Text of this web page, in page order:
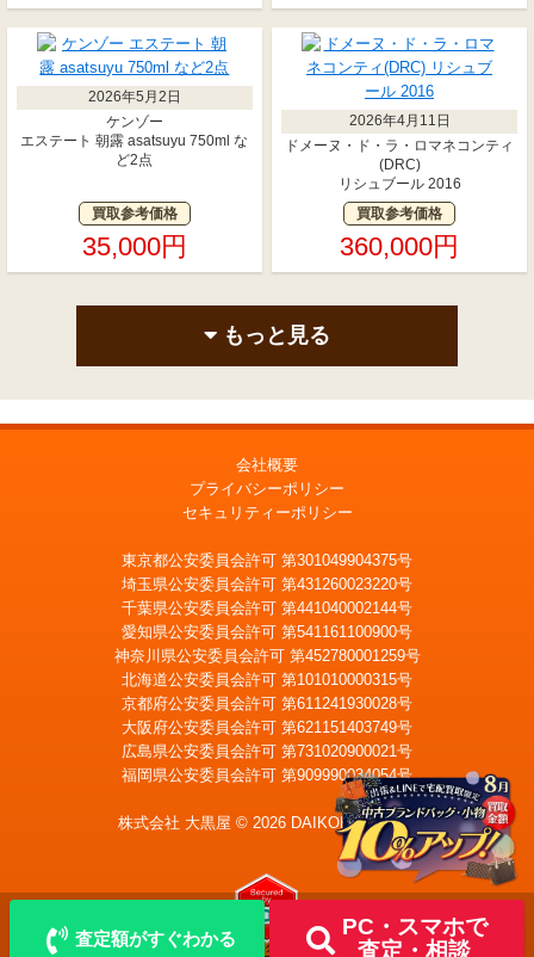
2026年5月2日
ケンゾー
エステート 朝露 asatsuyu 750ml な
ど2点
買取参考価格
35,000円
2026年4月11日
ドメーヌ・ド・ラ・ロマネコンティ
(DRC)
リシュブール 2016
買取参考価格
360,000円
もっと見る
査定額がすぐわかる
PC・スマホで
査定・相談
LINE査定 メール査定
出張買取
会社概要
プライバシーポリシー
セキュリティーポリシー
東京都公安委員会許可 第301049904375号
埼玉県公安委員会許可 第431260023220号
千葉県公安委員会許可 第441040002144号
愛知県公安委員会許可 第541161100900号
神奈川県公安委員会許可 第452780001259号
北海道公安委員会許可 第101010000315号
京都府公安委員会許可 第611241930028号
大阪府公安委員会許可 第621151403749号
広島県公安委員会許可 第731020900021号
福岡県公安委員会許可 第909990034054号
株式会社 大黒屋 © 2026 DAIKOKUYA, Inc.